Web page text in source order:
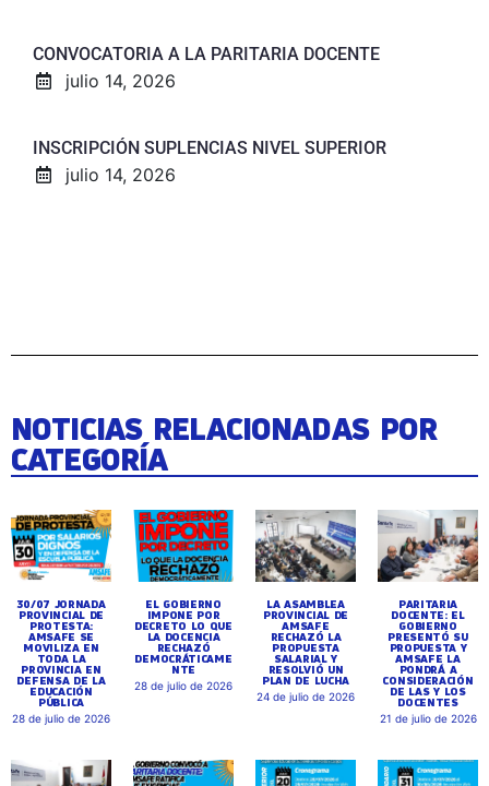
CONVOCATORIA A LA PARITARIA DOCENTE
julio 14, 2026
INSCRIPCIÓN SUPLENCIAS NIVEL SUPERIOR
julio 14, 2026
NOTICIAS RELACIONADAS POR
CATEGORÍA
30/07 JORNADA
PROVINCIAL DE
PROTESTA:
AMSAFE SE
MOVILIZA EN
TODA LA
PROVINCIA EN
DEFENSA DE LA
EDUCACIÓN
PÚBLICA
28 de julio de 2026
EL GOBIERNO
IMPONE POR
DECRETO LO QUE
LA DOCENCIA
RECHAZÓ
DEMOCRÁTICAME
NTE
28 de julio de 2026
LA ASAMBLEA
PROVINCIAL DE
AMSAFE
RECHAZÓ LA
PROPUESTA
SALARIAL Y
RESOLVIÓ UN
PLAN DE LUCHA
24 de julio de 2026
PARITARIA
DOCENTE: EL
GOBIERNO
PRESENTÓ SU
PROPUESTA Y
AMSAFE LA
PONDRÁ A
CONSIDERACIÓN
DE LAS Y LOS
DOCENTES
21 de julio de 2026